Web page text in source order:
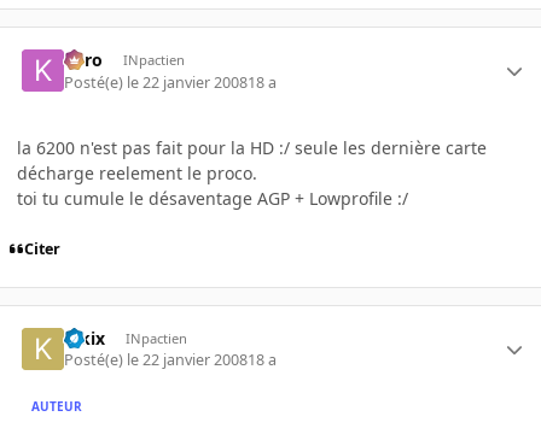
kyro INpactien
Posté(e) le 22 janvier 200818 a
la 6200 n'est pas fait pour la HD :/ seule les dernière carte
décharge reelement le proco.
toi tu cumule le désaventage AGP + Lowprofile :/
Citer
kikix INpactien
Posté(e) le 22 janvier 200818 a
AUTEUR